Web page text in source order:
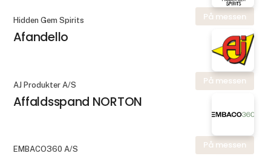
På messen
Hidden Gem Spirits
Afandello
På messen
AJ Produkter A/S
Affaldsspand NORTON
På messen
EMBACO360 A/S